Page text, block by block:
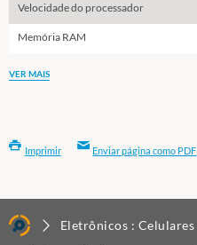
Velocidade do processador
Memória RAM
VER MAIS
Imprimir Enviar página como PDF
Eletrônicos : Celulares